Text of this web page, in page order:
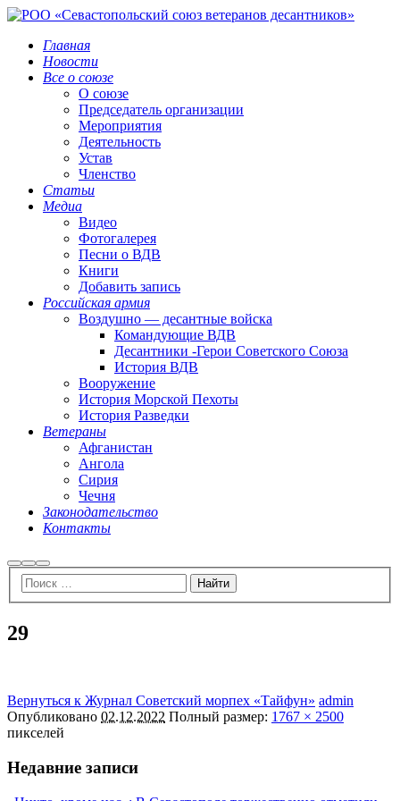
Главная
Новости
Все о союзе
О союзе
Председатель организации
Мероприятия
Деятельность
Устав
Членство
Статьи
Медиа
Видео
Фотогалерея
Песни о ВДВ
Книги
Добавить запись
Российская армия
Воздушно — десантные войска
Командующие ВДВ
Десантники -Герои Советского Союза
История ВДВ
Вооружение
История Морской Пехоты
История Разведки
Ветераны
Афганистан
Ангола
Сирия
Чечня
Законодательство
Контакты
НайтиБольше
информации
Главное
меню
29
Вернуться к Журнал Советский морпех «Тайфун» admin
Опубликовано 02.12.2022 Полный размер: 1767 × 2500
пикселей
Недавние записи